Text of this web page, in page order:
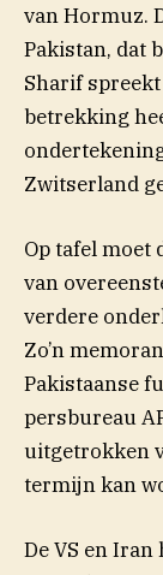
van Hormuz.
Pakistan, dat
Sharif spreekt
betrekking
Zwitserland
Op tafel moet
van
verdere
Zo’n
Pakistaanse
persbureau
uitgetrokken
termijn kan
De VS en